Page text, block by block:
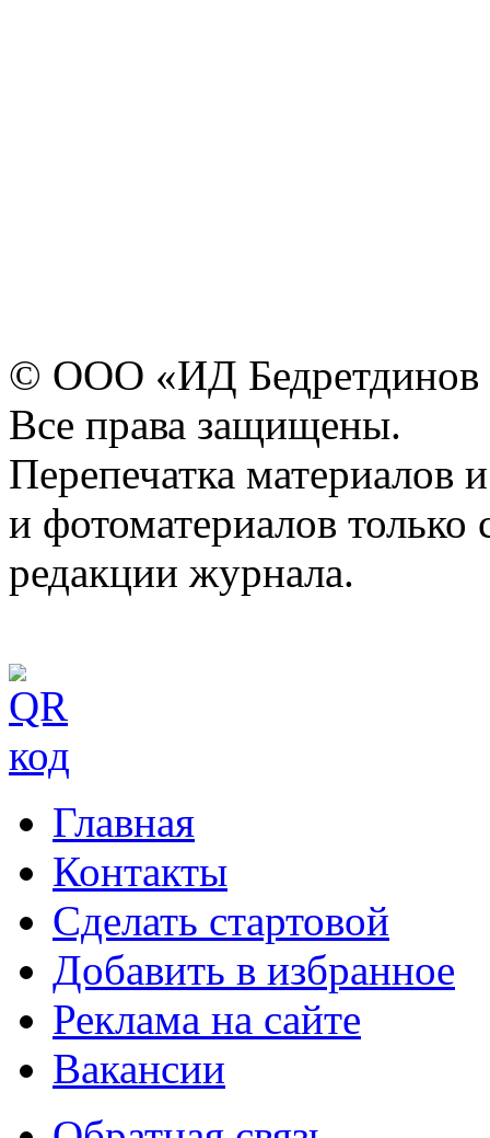
© ООО «ИД
Все права защищены.
Перепечатка материалов
и фотоматериалов
редакции журнала.
Главная
Контакты
Сделать стартовой
Добавить в избранное
Реклама на сайте
Вакансии